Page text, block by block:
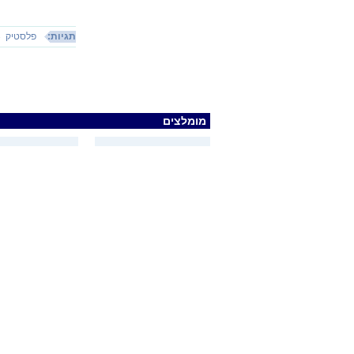
תגיות: פלסטיק
מומלצים